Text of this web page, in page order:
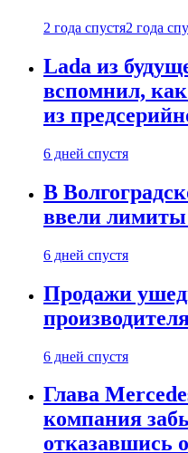
2 года спустя2 года
Lada из
вспомнил,
из
6 дней спустя
В
ввели лимиты
6 дней спустя
Продажи
6 дней спустя
Глава
компания
отказавшись